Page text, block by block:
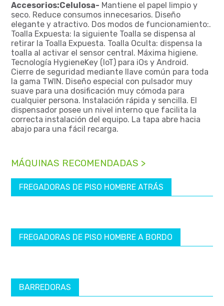
Accesorios:Celulosa- Mantiene el papel limpio y
seco. Reduce consumos innecesarios. Diseño
elegante y atractivo. Dos modos de funcionamiento:.
Toalla Expuesta: la siguiente Toalla se dispensa al
retirar la Toalla Expuesta. Toalla Oculta: dispensa la
toalla al activar el sensor central. Máxima higiene.
Tecnología HygieneKey (loT) para iOs y Android.
Cierre de seguridad mediante llave común para toda
la gama TWIN. Diseño especial con pulsador muy
suave para una dosificación muy cómoda para
cualquier persona. Instalación rápida y sencilla. El
dispensador posee un nivel interno que facilita la
correcta instalación del equipo. La tapa abre hacia
abajo para una fácil recarga.
MÁQUINAS RECOMENDADAS >
FREGADORAS DE PISO HOMBRE ATRÁS
FREGADORAS DE PISO HOMBRE A BORDO
BARREDORAS